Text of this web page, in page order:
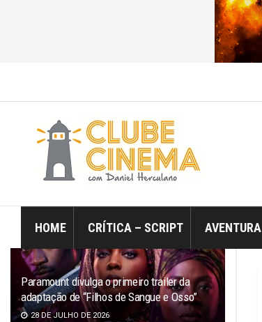
Paramount divulga o primeiro trailer da
adaptação de “Filhos de Sangue e Osso”
28 DE JULHO DE 2026
HOME CRÍTICA – SCRIPT AVENTURA